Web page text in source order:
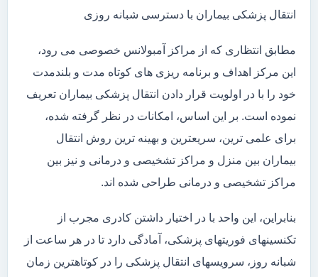
انتقال پزشکی بیماران با دسترسی شبانه روزی
مطابق انتظاری که از مراکز آمبولانس خصوصی می رود،
این مرکز اهداف و برنامه ریزی های کوتاه مدت و بلندمدت
خود را با در اولویت قرار دادن انتقال پزشکی بیماران تعریف
نموده است. بر این اساس، امکانات در نظر گرفته شده،
برای علمی ترین، سریعترین و بهینه ترین روش انتقال
بیماران بین منزل و مراکز تشخیصی و درمانی و نیز بین
مراکز تشخیصی و درمانی طراحی شده اند.
بنابراین، این واحد با در اختیار داشتن کادری مجرب از
تکنسینهای فوریتهای پزشکی، آمادگی دارد تا در هر ساعت از
شبانه روز، سرویسهای انتقال پزشکی را در کوتاهترین زمان